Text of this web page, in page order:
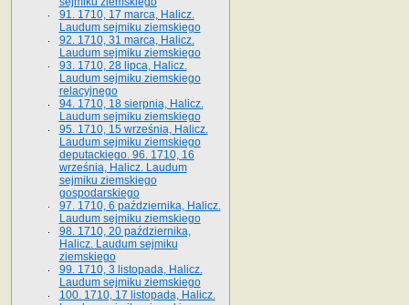
91. 1710, 17 marca, Halicz.
Laudum sejmiku ziemskiego
92. 1710, 31 marca, Halicz.
Laudum sejmiku ziemskiego
93. 1710, 28 lipca, Halicz.
Laudum sejmiku ziemskiego
relacyjnego
94. 1710, 18 sierpnia, Halicz.
Laudum sejmiku ziemskiego
95. 1710, 15 września, Halicz.
Laudum sejmiku ziemskiego
deputackiego. 96. 1710, 16
września, Halicz. Laudum
sejmiku ziemskiego
gospodarskiego
97. 1710, 6 października, Halicz.
Laudum sejmiku ziemskiego
98. 1710, 20 października,
Halicz. Laudum sejmiku
ziemskiego
99. 1710, 3 listopada, Halicz.
Laudum sejmiku ziemskiego
100. 1710, 17 listopada, Halicz.